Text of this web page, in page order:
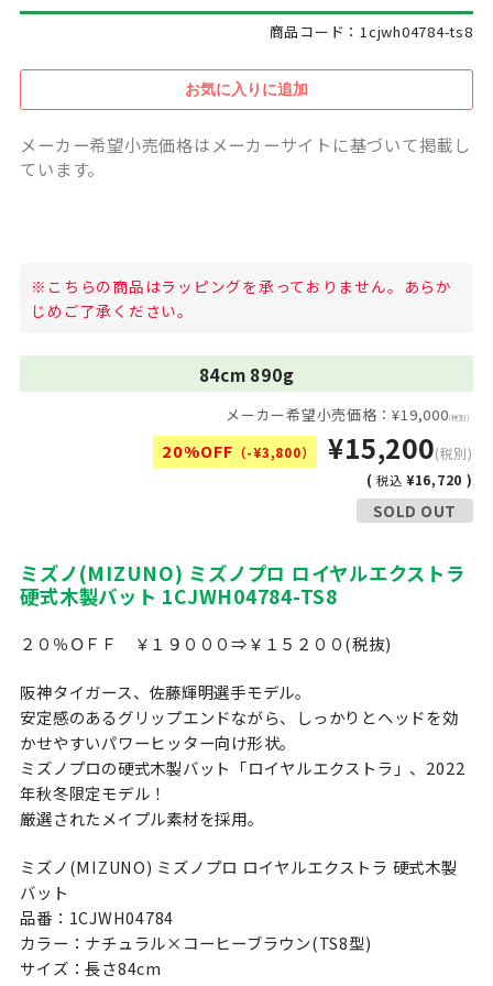
商品コード：1cjwh04784-ts8
メーカー希望小売価格はメーカーサイトに基づいて掲載し
ています。
※こちらの商品はラッピングを承っておりません。あらか
じめご了承ください。
84cm 890g
メーカー希望小売価格：¥19,000(税別)
20%OFF （-¥3,800） ¥15,200(税別)
(税込 ¥16,720 )
SOLD OUT
ミズノ(MIZUNO) ミズノプロ ロイヤルエクストラ
硬式木製バット 1CJWH04784-TS8
２０％ＯＦＦ ￥１９０００⇒￥１５２００(税抜)
阪神タイガース、佐藤輝明選手モデル。
安定感のあるグリップエンドながら、しっかりとヘッドを効
かせやすいパワーヒッター向け形状。
ミズノプロの硬式木製バット「ロイヤルエクストラ」、2022
年秋冬限定モデル！
厳選されたメイプル素材を採用。
ミズノ(MIZUNO) ミズノプロ ロイヤルエクストラ 硬式木製
バット
品番：1CJWH04784
カラー：ナチュラル×コーヒーブラウン(TS8型)
サイズ：長さ84cm